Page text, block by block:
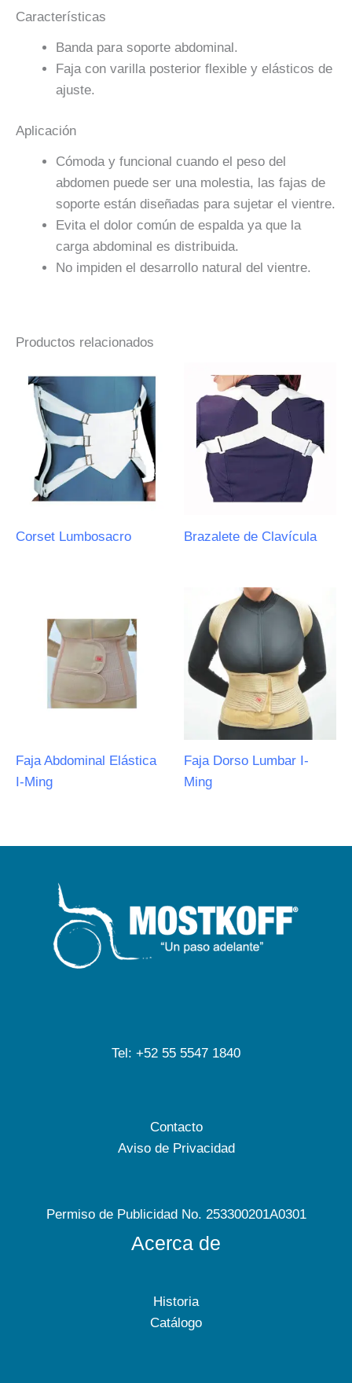
Características
Banda para soporte abdominal.
Faja con varilla posterior flexible y elásticos de
ajuste.
Aplicación
Cómoda y funcional cuando el peso del
abdomen puede ser una molestia, las fajas de
soporte están diseñadas para sujetar el vientre.
Evita el dolor común de espalda ya que la
carga abdominal es distribuida.
No impiden el desarrollo natural del vientre.
Productos relacionados
Corset Lumbosacro Brazalete de Clavícula
Faja Abdominal Elástica
I-Ming
Faja Dorso Lumbar I-
Ming
Tel: +52 55 5547 1840
Contacto
Aviso de Privacidad
Permiso de Publicidad No. 253300201A0301
Acerca de
Historia
Catálogo